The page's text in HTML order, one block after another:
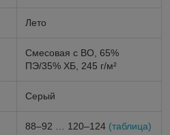
Лето
Смесовая с ВО, 65%
ПЭ/35% ХБ, 245 г/м²
Серый
88–92 … 120–124 (таблица)